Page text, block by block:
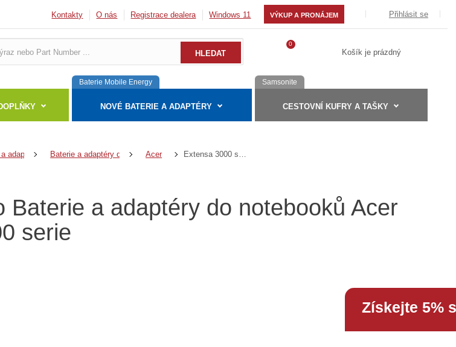
Kontakty O nás Registrace dealera Windows 11 VÝKUP A PRONÁJEM Přihlásit se
0
Košík je prázdný
Baterie Mobile Energy
NOVÉ BATERIE A ADAPTÉRY
Samsonite
CESTOVNÍ KUFRY A TAŠKY
adaptéry Baterie a adaptéry do notebooků
Acer
Baterie a adaptéry do notebooků Acer
serie
Získejte 5%